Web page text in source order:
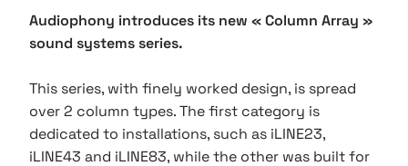
Audiophony introduces its new « Column Array »
sound systems series.
This series, with finely worked design, is spread
over 2 column types. The first category is
dedicated to installations, such as iLINE23,
iLINE43 and iLINE83, while the other was built for